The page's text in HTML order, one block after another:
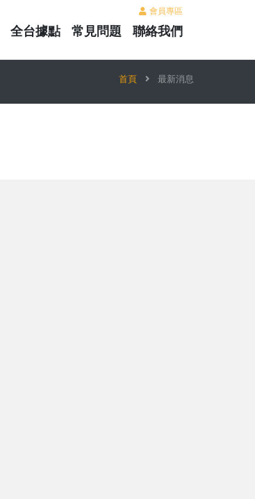
會員專區
全台據點 常見問題 聯絡我們
首頁 最新消息